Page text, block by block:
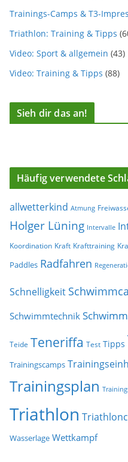
Trainings-Camps & T3-
Triathlon: Training & Tipps
Video: Sport & allgemein (43)
Video: Training & Tipps (88)
Sieh dir das an!
Häufig verwendete
allwetterkind Atmung
Holger Lüning Intervalle
Koordination Kraft Krafttraining
Paddles Radfahren
Schnelligkeit
Schwimmtechnik
Teide Teneriffa Test Tipps
Trainingscamps
Trainingsplan
Triathlon
Wasserlage Wettkampf